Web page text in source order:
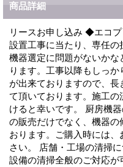
商品詳細
リースお申し込み ◆エコ
設置工事に当たり、専任の
機器選定に問題がないか
ります。工事以降もしっ
が出来ておりますので、
て頂いております。施工
けると幸いです。 厨房機
の販売だけでなく、機器の
おります。ご購入時には
さい。 店舗・工場の清掃
設備の清掃全般のご対応